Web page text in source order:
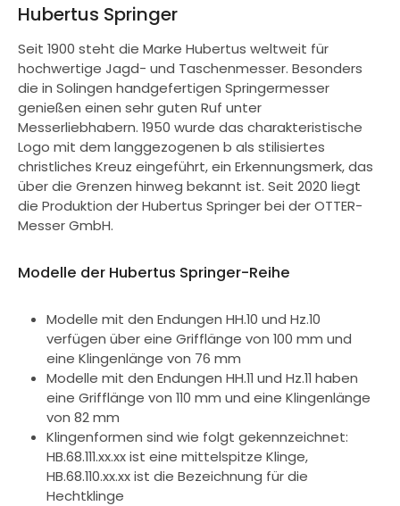
Hubertus Springer
Seit 1900 steht die Marke Hubertus weltweit für
hochwertige Jagd- und Taschenmesser. Besonders
die in Solingen handgefertigen Springermesser
genießen einen sehr guten Ruf unter
Messerliebhabern. 1950 wurde das charakteristische
Logo mit dem langgezogenen b als stilisiertes
christliches Kreuz eingeführt, ein Erkennungsmerk, das
über die Grenzen hinweg bekannt ist. Seit 2020 liegt
die Produktion der Hubertus Springer bei der OTTER-
Messer GmbH.
Modelle der Hubertus Springer-Reihe
Modelle mit den Endungen HH.10 und Hz.10
verfügen über eine Grifflänge von 100 mm und
eine Klingenlänge von 76 mm
Modelle mit den Endungen HH.11 und Hz.11 haben
eine Grifflänge von 110 mm und eine Klingenlänge
von 82 mm
Klingenformen sind wie folgt gekennzeichnet:
HB.68.111.xx.xx ist eine mittelspitze Klinge,
HB.68.110.xx.xx ist die Bezeichnung für die
Hechtklinge